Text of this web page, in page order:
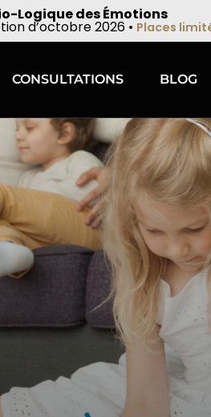
Logique des Émotions
d’octobre 2026 • Places
CONSULTATIONS BLOG